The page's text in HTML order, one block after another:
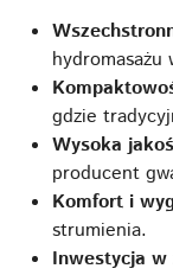
hydromasażu
gdzie
Wysoka
producent
Komfort i
strumienia.
Inwestycja